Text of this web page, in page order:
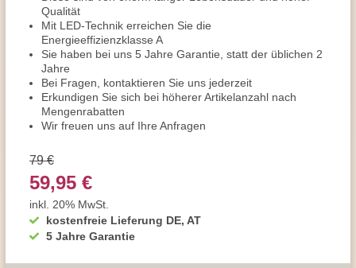
Qualität
Mit LED-Technik erreichen Sie die
Energieeffizienzklasse A
Sie haben bei uns 5 Jahre Garantie, statt der üblichen 2
Jahre
Bei Fragen, kontaktieren Sie uns jederzeit
Erkundigen Sie sich bei höherer Artikelanzahl nach
Mengenrabatten
Wir freuen uns auf Ihre Anfragen
kostenfreie Lieferung DE, AT
5 Jahre Garantie
79 €
59,95 €
inkl. 20% MwSt.